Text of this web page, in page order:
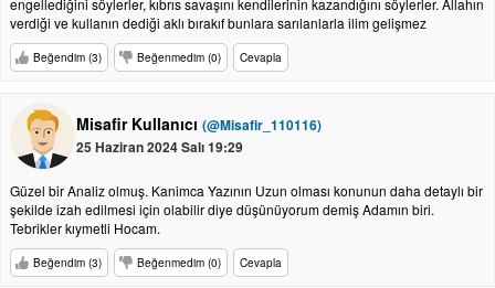
engellediğini söylerler, kıbrıs savaşını kendilerinin kazandığını söylerler. Allahın
verdiği ve kullanın dediği aklı bırakıf bunlara sarılanlarla ilim gelişmez
Beğendim (3) Beğenmedim (0) Cevapla
Misafir Kullanıcı (@Misafir_110116)
25 Haziran 2024 Salı 19:29
Güzel bir Analiz olmuş. Kanimca Yazının Uzun olması konunun daha detaylı bir
şekilde izah edilmesi için olabilir diye düşünüyorum demiş Adamın biri.
Tebrikler kıymetli Hocam.
Beğendim (3) Beğenmedim (0) Cevapla